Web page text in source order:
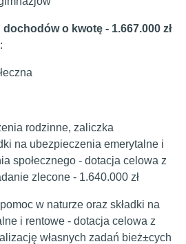
o kwotę - 1.667.000 zł
rodzinne, zaliczka
na ubezpieczenia emerytalne i
społecznego - dotacja celowa z
zlecone - 1.640.000 zł
w naturze oraz składki na
i rentowe - dotacja celowa z
własnych zadań bież±cych